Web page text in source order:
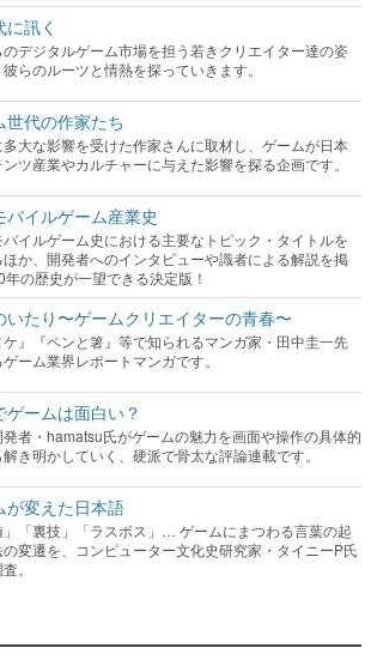
に訊く
のデジタルゲーム市場を担う若きクリエイター達の姿
らのルーツと情熱を探っていきます。
世代の作家たち
大な影響を受けた作家さんに取材し、ゲームが日本
ツ産業やカルチャーに与えた影響を探る企画です。
バイルゲーム産業史
バイルゲーム史における主要なトピック・タイトルを
か、開発者へのインタビューや識者による解説を掲
の歴史が一望できる決定版！
いたり〜ゲームクリエイターの青春〜
ケ』『ペンと箸』等で知られるマンガ家・田中圭一先
ーム業界レポートマンガです。
ゲームは面白い？
者・hamatsu氏がゲームの魅力を画面や操作の具体的
き明かしていく、硬派で骨太な評論連載です。
が変えた日本語
」「裏技」「ラスボス」… ゲームにまつわる言葉の起
変遷を、コンピューター文化史研究家・タイニーP氏
。